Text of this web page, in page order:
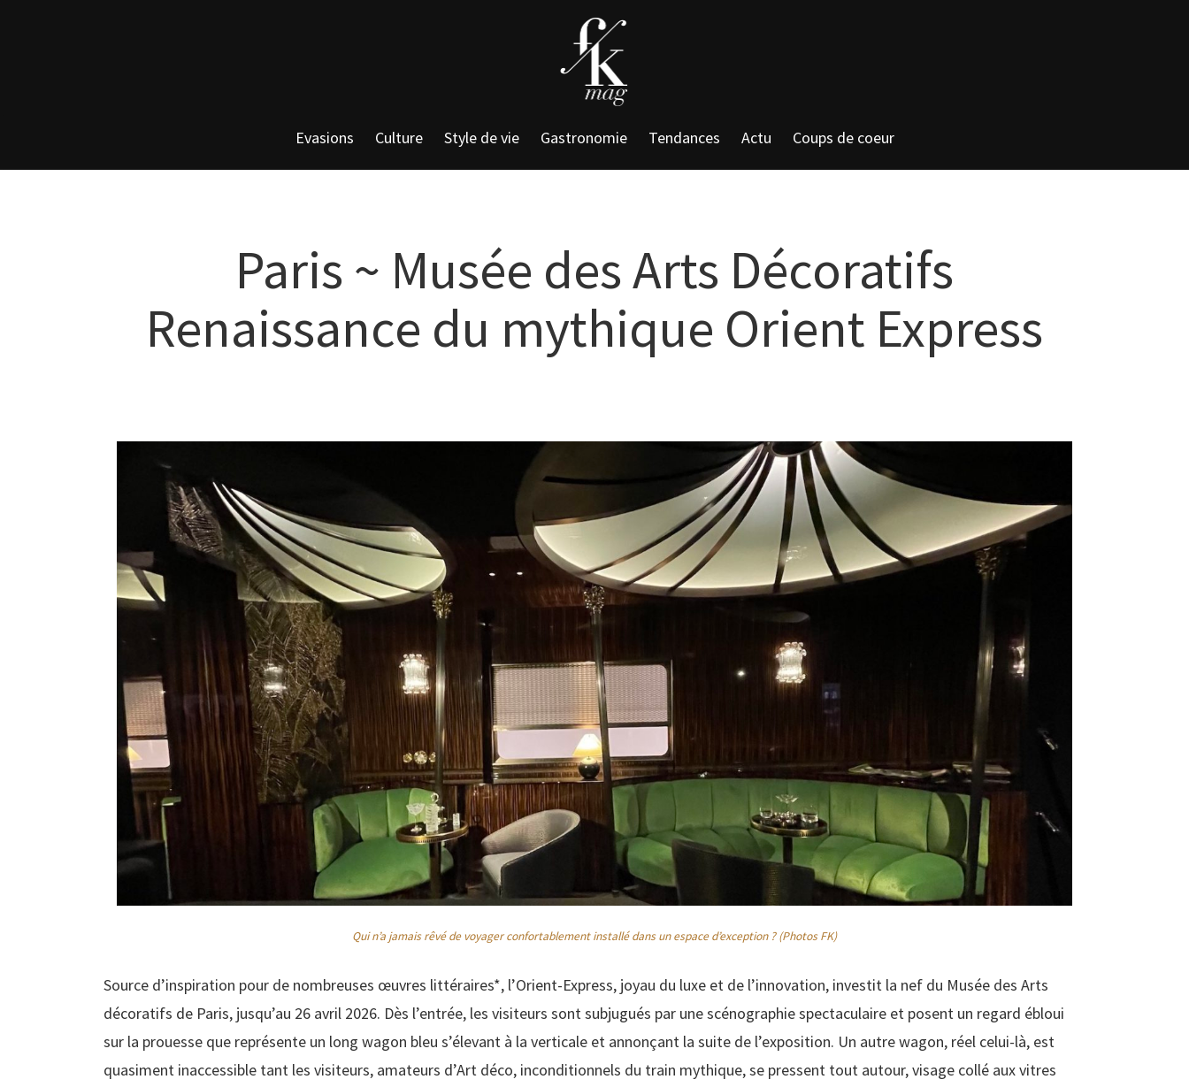
Evasions Culture Style de vie Gastronomie Tendances Actu Coups de coeur
Paris ~ Musée des Arts Décoratifs
Renaissance du mythique Orient Express
Qui n’a jamais rêvé de voyager confortablement installé dans un espace d’exception ? (Photos FK)
Source d’inspiration pour de nombreuses œuvres littéraires*, l’Orient-Express, joyau du luxe et de l’innovation, investit la nef du Musée des Arts
décoratifs de Paris, jusqu’au 26 avril 2026. Dès l’entrée, les visiteurs sont subjugués par une scénographie spectaculaire et posent un regard ébloui
sur la prouesse que représente un long wagon bleu s’élevant à la verticale et annonçant la suite de l’exposition. Un autre wagon, réel celui-là, est
quasiment inaccessible tant les visiteurs, amateurs d’Art déco, inconditionnels du train mythique, se pressent tout autour, visage collé aux vitres